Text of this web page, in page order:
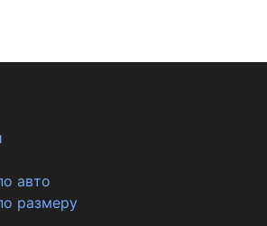
авто
размеру